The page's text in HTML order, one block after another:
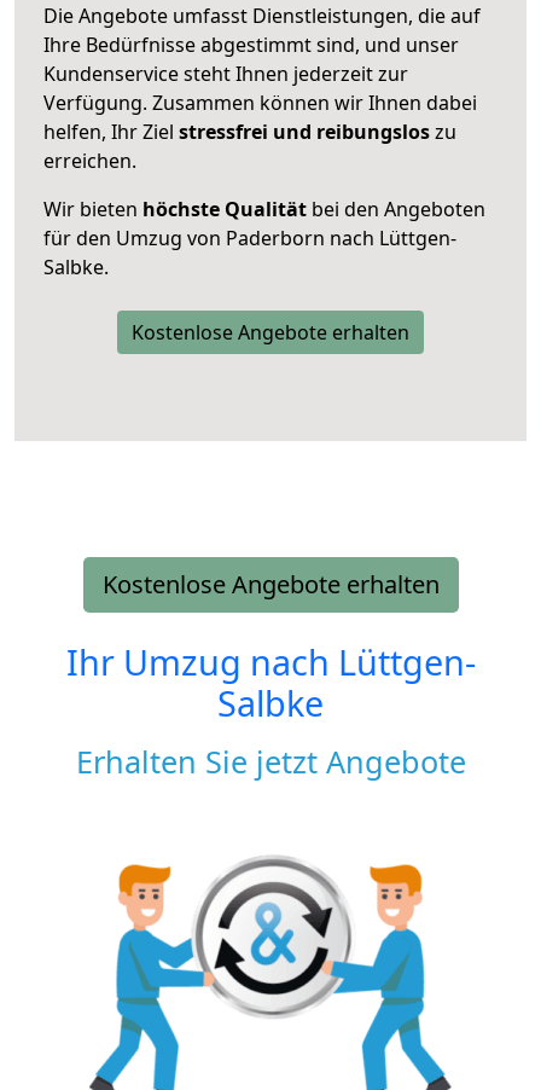
Die Angebote umfasst Dienstleistungen, die auf
Ihre Bedürfnisse abgestimmt sind, und unser
Kundenservice steht Ihnen jederzeit zur
Verfügung. Zusammen können wir Ihnen dabei
helfen, Ihr Ziel stressfrei und reibungsloszu
erreichen.
Wir bieten höchste Qualität bei den Angeboten
für den Umzug von Paderborn nach Lüttgen-
Salbke.
Kostenlose Angebote erhalten
Kostenlose Angebote erhalten
Ihr Umzug nach Lüttgen-
Salbke
Erhalten Sie jetzt Angebote